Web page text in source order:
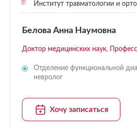
Институт травматологии и
Белова Анна Наумовна
Доктор медицинских наук,
Отделение функциональной
невролог
Хочу записаться